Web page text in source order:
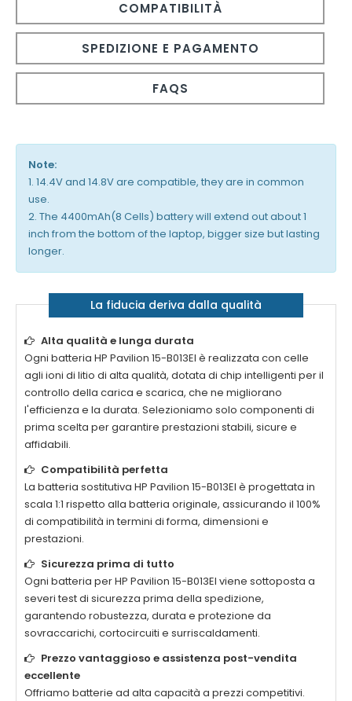
COMPATIBILITÀ
SPEDIZIONE E PAGAMENTO
FAQS
Note:
1. 14.4V and 14.8V are compatible, they are in common
use.
2. The 4400mAh(8 Cells) battery will extend out about 1
inch from the bottom of the laptop, bigger size but lasting
longer.
La fiducia deriva dalla qualità
Alta qualità e lunga durata
Ogni batteria HP Pavilion 15-B013EI è realizzata con celle
agli ioni di litio di alta qualità, dotata di chip intelligenti per il
controllo della carica e scarica, che ne migliorano
l'efficienza e la durata. Selezioniamo solo componenti di
prima scelta per garantire prestazioni stabili, sicure e
affidabili.
Compatibilità perfetta
La batteria sostitutiva HP Pavilion 15-B013EI è progettata in
scala 1:1 rispetto alla batteria originale, assicurando il 100%
di compatibilità in termini di forma, dimensioni e
prestazioni.
Sicurezza prima di tutto
Ogni batteria per HP Pavilion 15-B013EI viene sottoposta a
severi test di sicurezza prima della spedizione,
garantendo robustezza, durata e protezione da
sovraccarichi, cortocircuiti e surriscaldamenti.
Prezzo vantaggioso e assistenza post-vendita
eccellente
Offriamo batterie ad alta capacità a prezzi competitivi.